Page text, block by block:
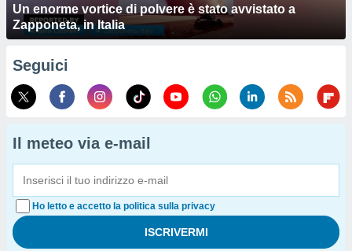
Un enorme vortice di polvere è stato avvistato a
Zapponeta, in Italia
Seguici
Il meteo via e-mail
Ho letto e accetto la politica sulla privacy